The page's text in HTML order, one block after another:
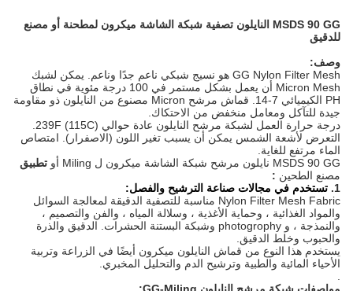
MSDS 90 GG النايلون تصفية شبكة الشاشة ميكرون لمطحنة أو مصنع
للدقيق
وصف:
GG Nylon Filter Mesh هو نسيج شبكي ناعم جدًا وناعم. يمكن لشبك
Micron Mesh أن يعمل بشكل مستمر في 100 درجة مئوية في نطاق
PH الكيميائي 7-14. قماش مرشح Micron مصنوع من النايلون ذو مقاومة
جيدة للتآكل ومعامل منخفض من الاحتكاك.
درجة حرارة العمل لشبكة مرشح النايلون عادة حوالي 239F (115C).
التعرض لأشعة الشمس يمكن أن يسبب تغير اللون (الاصفرار). امتصاص
الماء مرتفع للغاية.
MSDS 90 GG نايلون مرشح شبكة الشاشة ميكرون ل Miling أو
تطبيق
مصنع الطحين:
1. تستخدم في مجالات صناعة الترشيح والفصل:
Nylon Filter Mesh Fabric مناسبة للتصفية الدقيقة لمعالجة السوائل
والمواد الغذائية ، وحماية الأغذية ، وسلالة المياه ، والفن والتصميم ،
والنمذجة ، و photogrophy وشبكة البستنة الحشرات. الدقيق والذرة
والحبوب وخلط الدقيق.
يستخدم هذا النوع من قماش النايلون ميكرون أيضًا في الزراعة وتربية
الأحياء المائية والطبية وترشيح الدم والتحليل المخبري.